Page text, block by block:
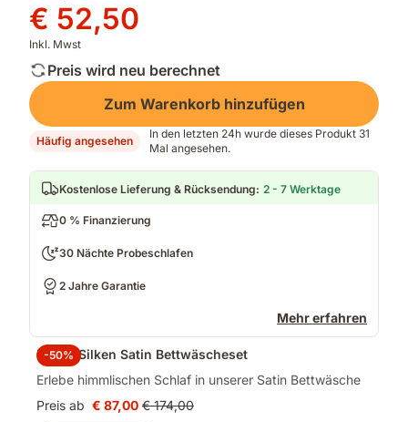
Preis
€ 105,00
Preis
€ 52,50
€ 52,50
Inkl. Mwst
Preis wird neu berechnet
Zum Warenkorb hinzufügen
Häufig angesehen
In den letzten 24h wurde dieses Produkt 31
Mal angesehen.
Kostenlose Lieferung & Rücksendung: 2 - 7 Werktage
0 % Finanzierung
30 Nächte Probeschlafen
2 Jahre Garantie
Mehr erfahren
-50%
Emma Silken Satin Bettwäscheset
Erlebe himmlischen Schlaf in unserer Satin Bettwäsche
Preis ab
Preis
€ 87,00 Ursprünglicher
€ 174,00